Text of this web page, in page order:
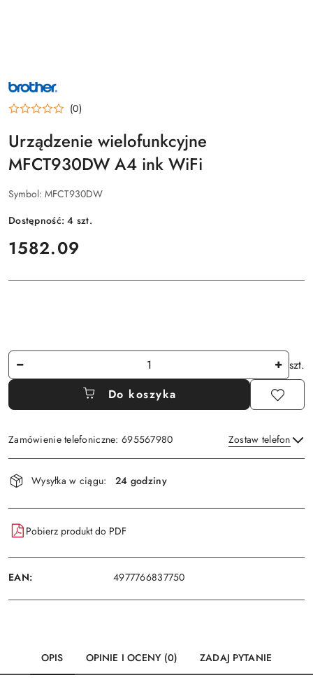
NAZWA
PRODUCENTA:
BROTHER (0)
Urządzenie wielofunkcyjne
MFCT930DW A4 ink WiFi
Symbol: MFCT930DW
Dostępność:4 szt.
cena:
1582.09
Ilość
szt.
Do koszyka
Zamówienie telefoniczne: 695567980 Zostaw telefon
Dostępność
i
dostawa
Wysyłka w ciągu: 24 godziny
Pobierz produkt do PDF
EAN: 4977766837750
OPIS OPINIE I OCENY (0) ZADAJ PYTANIE